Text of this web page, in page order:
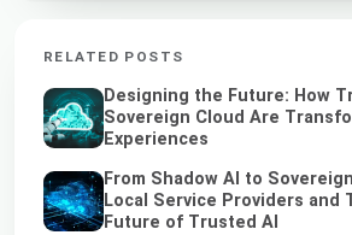
RELATED POSTS
Designing the Future: How
Sovereign Cloud Are
Experiences
From Shadow AI to
Local Service Providers and
Future of Trusted AI